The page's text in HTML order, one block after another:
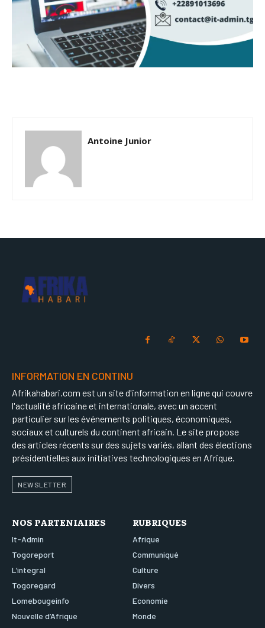
Antoine Junior
INFORMATION EN CONTINU
Afrikahabari.com est un site d'information en ligne qui couvre
l'actualité africaine et internationale, avec un accent
particulier sur les événements politiques, économiques,
sociaux et culturels du continent africain. Le site propose
des articles récents sur des sujets variés, allant des élections
présidentielles aux initiatives technologiques en Afrique.
NEWSLETTER
NOS PARTENIAIRES
It-Admin
Togoreport
L’integral
Togoregard
Lomebougeinfo
Nouvelle d’Afrique
RUBRIQUES
Afrique
Communiqué
Culture
Divers
Economie
Monde